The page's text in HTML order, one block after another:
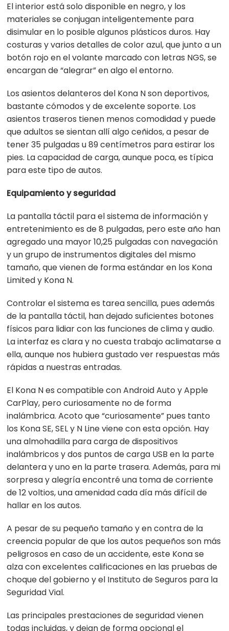
El interior está solo disponible en negro, y los
materiales se conjugan inteligentemente para
disimular en lo posible algunos plásticos duros. Hay
costuras y varios detalles de color azul, que junto a un
botón rojo en el volante marcado con letras NGS, se
encargan de “alegrar” en algo el entorno.
Los asientos delanteros del Kona N son deportivos,
bastante cómodos y de excelente soporte. Los
asientos traseros tienen menos comodidad y puede
que adultos se sientan allí algo ceñidos, a pesar de
tener 35 pulgadas u 89 centímetros para estirar los
pies. La capacidad de carga, aunque poca, es típica
para este tipo de autos.
Equipamiento y seguridad
La pantalla táctil para el sistema de información y
entretenimiento es de 8 pulgadas, pero este año han
agregado una mayor 10,25 pulgadas con navegación
y un grupo de instrumentos digitales del mismo
tamaño, que vienen de forma estándar en los Kona
Limited y Kona N.
Controlar el sistema es tarea sencilla, pues además
de la pantalla táctil, han dejado suficientes botones
físicos para lidiar con las funciones de clima y audio.
La interfaz es clara y no cuesta trabajo aclimatarse a
ella, aunque nos hubiera gustado ver respuestas más
rápidas a nuestras entradas.
El Kona N es compatible con Android Auto y Apple
CarPlay, pero curiosamente no de forma
inalámbrica. Acoto que “curiosamente” pues tanto
los Kona SE, SEL y N Line viene con esta opción. Hay
una almohadilla para carga de dispositivos
inalámbricos y dos puntos de carga USB en la parte
delantera y uno en la parte trasera. Además, para mi
sorpresa y alegría encontré una toma de corriente
de 12 voltios, una amenidad cada día más difícil de
hallar en los autos.
A pesar de su pequeño tamaño y en contra de la
creencia popular de que los autos pequeños son más
peligrosos en caso de un accidente, este Kona se
alza con excelentes calificaciones en las pruebas de
choque del gobierno y el Instituto de Seguros para la
Seguridad Vial.
Las principales prestaciones de seguridad vienen
todas incluidas, y dejan de forma opcional el